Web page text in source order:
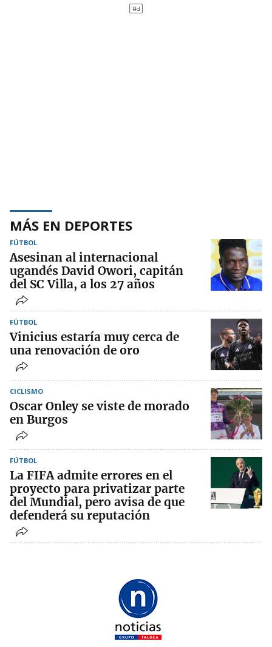
MÁS EN DEPORTES
FÚTBOL
Asesinan al internacional
ugandés David Owori, capitán
del SC Villa, a los 27 años
FÚTBOL
Vinicius estaría muy cerca de
una renovación de oro
CICLISMO
Oscar Onley se viste de morado
en Burgos
FÚTBOL
La FIFA admite errores en el
proyecto para privatizar parte
del Mundial, pero avisa de que
defenderá su reputación